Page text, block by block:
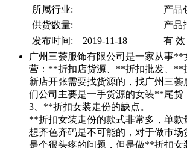
所属行业:
产品
供货数量:
产品
发布时间: 2019-11-18
有
广州三荟服饰有限公司是一家从事**
营：**折扣店货源、**折扣批发、**
新店开张需要找货源的，找广州三荟
们公司主要是一手货源的女装**尾货
3、**折扣女装走份的缺点。
**折扣女装走份的款式非常多，单款
想齐色齐码是不可能的，对于做市场
是个很头疼的问题，但是做**折扣女